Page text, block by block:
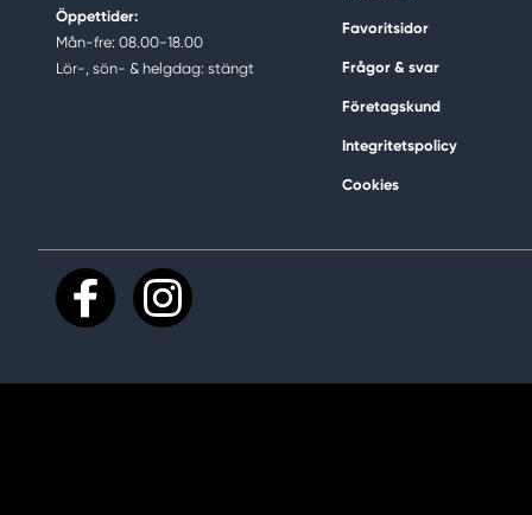
Öppettider:
Mån-fre: 08.00-18.00
Lör-, sön- & helgdag: stängt
Favoritsidor
Frågor & svar
Företagskund
Integritetspolicy
Cookies